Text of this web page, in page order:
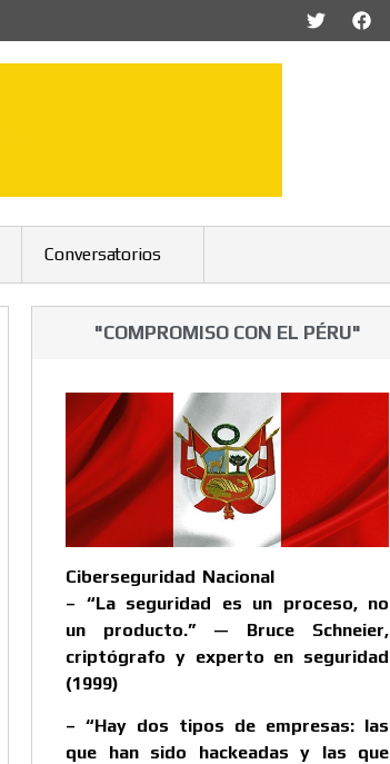
Conversatorios
"COMPROMISO CON EL PÉRU"
Ciberseguridad Nacional
– “La seguridad es un proceso, no
un producto.” — Bruce Schneier,
criptógrafo y experto en seguridad
(1999)
– “Hay dos tipos de empresas: las
que han sido hackeadas y las que